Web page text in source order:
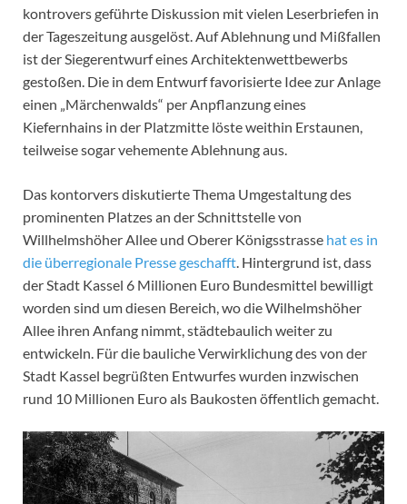
kontrovers geführte Diskussion mit vielen Leserbriefen in
der Tageszeitung ausgelöst. Auf Ablehnung und Mißfallen
ist der Siegerentwurf eines Architektenwettbewerbs
gestoßen. Die in dem Entwurf favorisierte Idee zur Anlage
einen „Märchenwalds“ per Anpflanzung eines
Kiefernhains in der Platzmitte löste weithin Erstaunen,
teilweise sogar vehemente Ablehnung aus.
Das kontorvers diskutierte Thema Umgestaltung des
prominenten Platzes an der Schnittstelle von
Willhelmshöher Allee und Oberer Königsstrasse hat es in
die überregionale Presse geschafft. Hintergrund ist, dass
der Stadt Kassel 6 Millionen Euro Bundesmittel bewilligt
worden sind um diesen Bereich, wo die Wilhelmshöher
Allee ihren Anfang nimmt, städtebaulich weiter zu
entwickeln. Für die bauliche Verwirklichung des von der
Stadt Kassel begrüßten Entwurfes wurden inzwischen
rund 10 Millionen Euro als Baukosten öffentlich gemacht.